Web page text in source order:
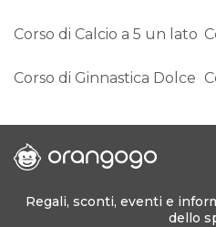
Corso di Calcio a 5 un lato
Corso di Ginnastica Dolce
Regali, sconti, eventi e
dello